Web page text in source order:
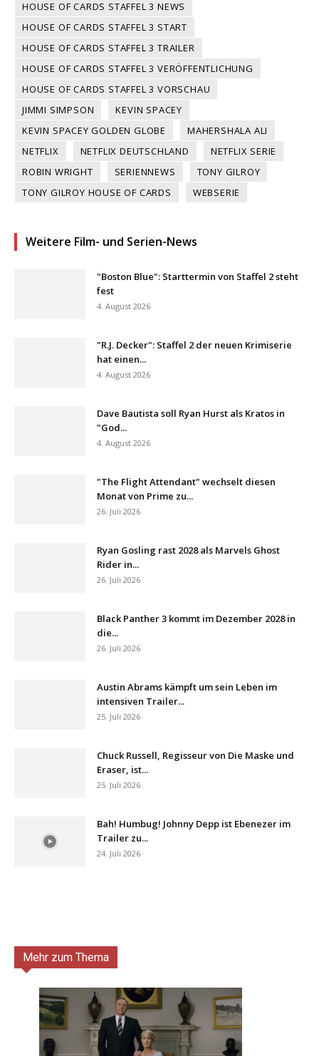
HOUSE OF CARDS STAFFEL 3 NEWS
HOUSE OF CARDS STAFFEL 3 START
HOUSE OF CARDS STAFFEL 3 TRAILER
HOUSE OF CARDS STAFFEL 3 VERÖFFENTLICHUNG
HOUSE OF CARDS STAFFEL 3 VORSCHAU
JIMMI SIMPSON
KEVIN SPACEY
KEVIN SPACEY GOLDEN GLOBE
MAHERSHALA ALI
NETFLIX
NETFLIX DEUTSCHLAND
NETFLIX SERIE
ROBIN WRIGHT
SERIENNEWS
TONY GILROY
TONY GILROY HOUSE OF CARDS
WEBSERIE
Weitere Film- und Serien-News
"Boston Blue": Starttermin von Staffel 2 steht
fest
4. August 2026
"R.J. Decker": Staffel 2 der neuen Krimiserie
hat einen...
4. August 2026
Dave Bautista soll Ryan Hurst als Kratos in
"God...
4. August 2026
"The Flight Attendant" wechselt diesen
Monat von Prime zu...
26. Juli 2026
Ryan Gosling rast 2028 als Marvels Ghost
Rider in...
26. Juli 2026
Black Panther 3 kommt im Dezember 2028 in
die...
26. Juli 2026
Austin Abrams kämpft um sein Leben im
intensiven Trailer...
25. Juli 2026
Chuck Russell, Regisseur von Die Maske und
Eraser, ist...
25. Juli 2026
Bah! Humbug! Johnny Depp ist Ebenezer im
Trailer zu...
24. Juli 2026
Mehr zum Thema